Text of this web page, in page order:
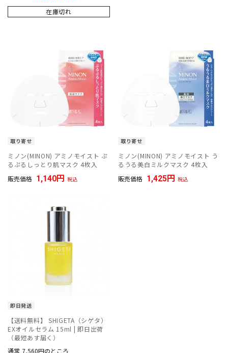
在庫切れ
取り寄せ
ミノン(MINON) アミノモイスト ぷ
るぷるしっとり肌マスク 4枚入
販売価格 1,140 税込
取り寄せ
ミノン(MINON) アミノモイスト う
るうる美白ミルクマスク 4枚入
販売価格 1,425 税込
即日発送
【送料無料】 SHIGETA（シゲタ）
EXオイルセラム 15ml | 即日出荷
（最短あす届く）
通常 7,560 のところ